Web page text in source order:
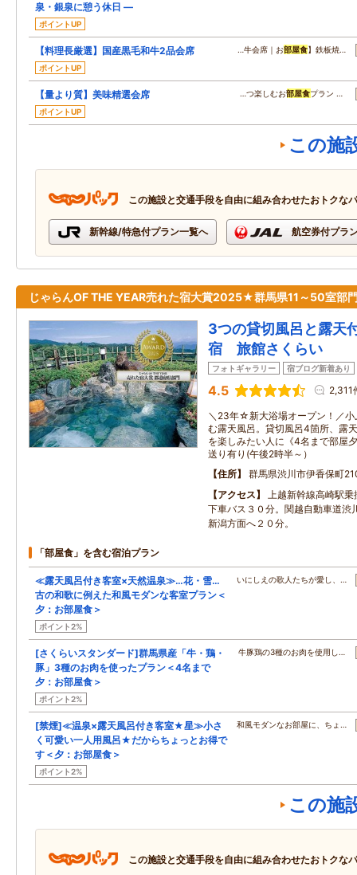
泉・銀泉に憩う休日 ―
ポイントUP
【料理長厳選】国産黒毛和牛2品会席
ポイントUP
…牛会席｜お部屋食】鉄板焼…
【量より質】美味精選会席
ポイントUP
…つ楽しむお部屋食プラン …
この施
この施設と交通手段を自由に組み合わせたおトクな
新幹線/特急付プラン一覧へ 航空券付プラ
じゃらんOF THE YEAR売れた宿大賞2025★群馬県11～50室部
3つの貸切風呂と露天
宿 旅館さくらい
フォトギャラリー 宿ブログ新着あり
4.5 2,311
＼23年☆新大浴場オープン！／小
む露天風呂。貸切風呂4箇所、露
を楽しみたい人に《4名まで部屋
送り有り(午後2時半～）
住所
群馬県渋川市伊香保町
アクセス
上越新幹線高崎駅
下車バス３０分。関越自動車道渋
新潟方面へ２０分。
「部屋食」を含む宿泊プラン
≪露天風呂付き客室×天然温泉≫…花・雪…
古の和歌に例えた和風モダンな客室プラン＜
夕：お部屋食＞
ポイント2%
いにしえの歌人たちが愛し、…
[さくらいスタンダード]群馬県産「牛・鶏・
豚」3種のお肉を使ったプラン＜4名まで
夕：お部屋食＞
ポイント2%
牛豚鶏の3種のお肉を使用し…
[禁煙]≪温泉×露天風呂付き客室★星≫小さ
く可愛い一人用風呂★だからちょっとお得で
す＜夕：お部屋食＞
ポイント2%
和風モダンなお部屋に、ちょ…
この施
この施設と交通手段を自由に組み合わせたおトクな